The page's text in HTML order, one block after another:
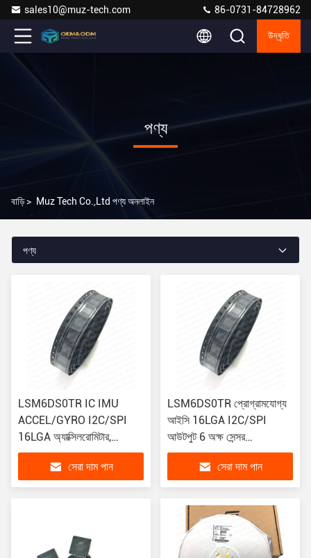
sales10@muz-tech.com 86-0731-84728962
উদ্ধৃতি
পণ্য
বাড়ি> Muz Tech Co.,Ltd পণ্য অনলাইন
পণ্য
LSM6DS0TR IC IMU
ACCEL/GYRO I2C/SPI
16LGA অ্যাক্সিলরোমিটার,
গিরোস্কোপ, তাপমাত্রা, 6 অক্ষ
সেন্সর I2C, SPI আউটপুট
সেরা দাম পান
LSM6DS0TR প্রোগ্রামযোগ্য
আইসি 16LGA I2C/SPI
আউটপুট 6 অক্ষ সেন্সর
অ্যাক্সিলেরোমিটার গিরোস্কোপ
তাপমাত্রা আইএমইউসেরা দাম পান